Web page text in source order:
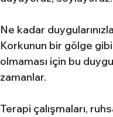
Ne kadar
Korkunun bir gölge gibi
olmaması için bu
zamanlar.
Terapi çalışmaları,